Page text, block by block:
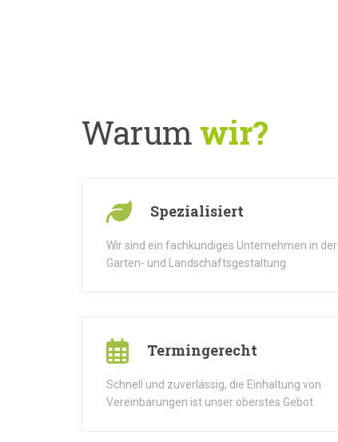
Warum wir?
Spezialisiert
Wir sind ein fachkundiges Unternehmen in der
Garten- und Landschaftsgestaltung
Termingerecht
Schnell und zuverlässig, die Einhaltung von
Vereinbarungen ist unser oberstes Gebot